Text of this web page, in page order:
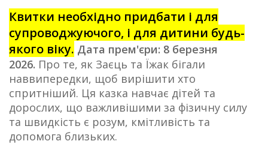
Квитки необхідно придбати і для
супроводжуючого, і для дитини будь-
якого віку. Дата прем'єри: 8 березня
2026. Про те, як Заєць та Їжак бігали
наввипередки, щоб вирішити хто
спритніший. Ця казка навчає дітей та
дорослих, що важливішими за фізичну силу
та швидкість є розум, кмітливість та
допомога близьких.